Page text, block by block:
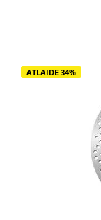
ATLAIDE 34%